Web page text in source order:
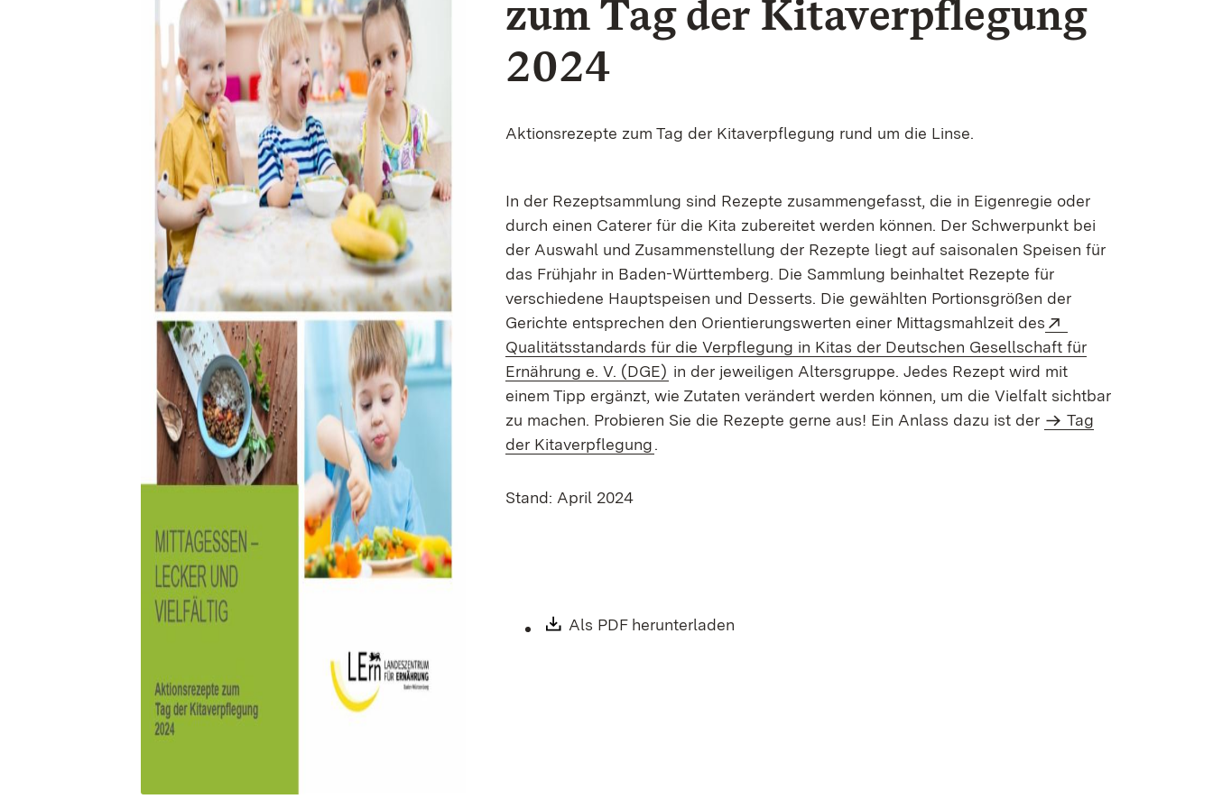
zum Tag der Kitaverpflegung
2024
Aktionsrezepte zum Tag der Kitaverpflegung rund um die Linse.
In der Rezeptsammlung sind Rezepte zusammengefasst, die in Eigenregie oder
durch einen Caterer für die Kita zubereitet werden können. Der Schwerpunkt bei
der Auswahl und Zusammenstellung der Rezepte liegt auf saisonalen Speisen für
das Frühjahr in Baden-Württemberg. Die Sammlung beinhaltet Rezepte für
verschiedene Hauptspeisen und Desserts. Die gewählten Portionsgrößen der
Gerichte entsprechen den Orientierungswerten einer Mittagsmahlzeit des
Qualitätsstandards für die Verpflegung in Kitas der Deutschen Gesellschaft für
Ernährung e. V. (DGE) (Öffnet in neuem Fenster)
in der jeweiligen Altersgruppe. Jedes Rezept wird mit
einem Tipp ergänzt, wie Zutaten verändert werden können, um die Vielfalt sichtbar
zu machen. Probieren Sie die Rezepte gerne aus! Ein Anlass dazu ist der
Tag
der Kitaverpflegung.
Stand: April 2024
Download:
Als PDF herunterladen